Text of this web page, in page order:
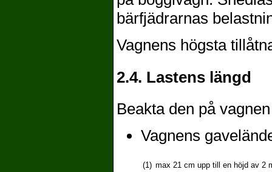
bärfjädrarnas
Vagnens högsta
2.4. Lastens längd
Beakta den på
Vagnens
(1) max 21 cm upp till en höjd av 2